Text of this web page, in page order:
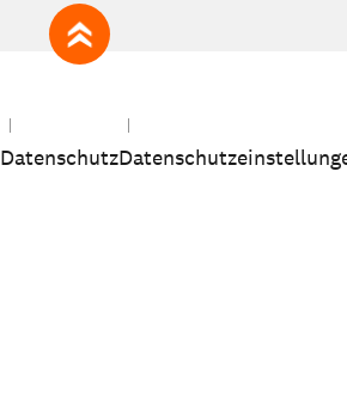
zum Seitenanfang
Datenschutz